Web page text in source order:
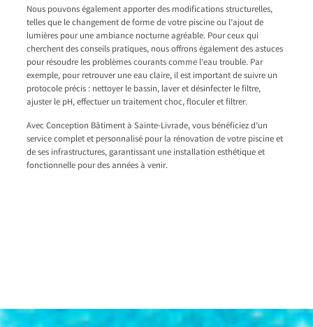
Nous pouvons également apporter des modifications structurelles,
telles que le changement de forme de votre piscine ou l’ajout de
lumières pour une ambiance nocturne agréable. Pour ceux qui
cherchent des conseils pratiques, nous offrons également des astuces
pour résoudre les problèmes courants comme l’eau trouble. Par
exemple, pour retrouver une eau claire, il est important de suivre un
protocole précis : nettoyer le bassin, laver et désinfecter le filtre,
ajuster le pH, effectuer un traitement choc, floculer et filtrer.
Avec Conception Bâtiment à Sainte-Livrade, vous bénéficiez d’un
service complet et personnalisé pour la rénovation de votre piscine et
de ses infrastructures, garantissant une installation esthétique et
fonctionnelle pour des années à venir.